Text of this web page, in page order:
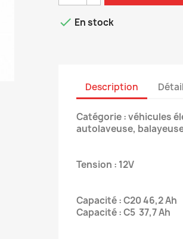
 En stock
Description
Catégorie : véhicules
autolaveuse,
Tension : 12V
Capacité : C20 46,2 Ah
Capacité : C5 37,7 Ah